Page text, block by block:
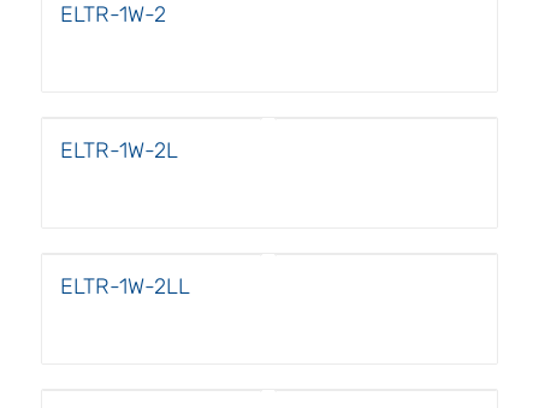
ELTR-1W-2
ELTR-1W-2L
ELTR-1W-2LL